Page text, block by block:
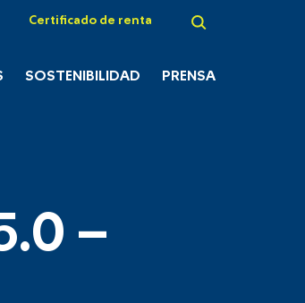
Certificado de renta
SOSTENIBILIDAD PRENSA
–